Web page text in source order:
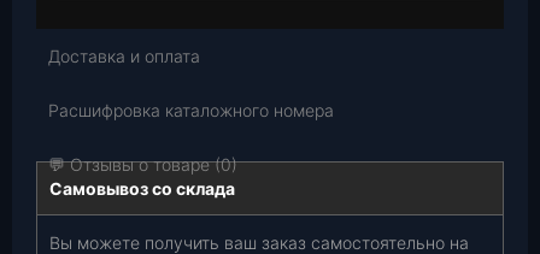
Доставка и оплата
Расшифровка каталожного номера
💬 Отзывы о товаре (0)
Самовывоз со склада
Вы можете получить ваш заказ самостоятельно на